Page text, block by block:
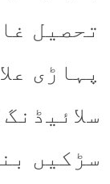
تحصیل
پہاڑی
سڑکیں